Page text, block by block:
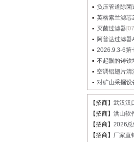
负压管道除菌
英格索兰滤
灭菌过滤器
阿普达过滤
2026.9.3-6第
不起眼的铸铁
空调铝翅片
对矿山采掘设
【招商】 武汉汉
【招商】 洪山软
【招商】 2026总
【招商】 厂家直